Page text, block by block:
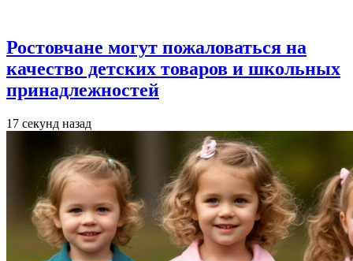
Ростовчане могут пожаловаться на
качество детских товаров и школьных
принадлежностей
17 секунд назад